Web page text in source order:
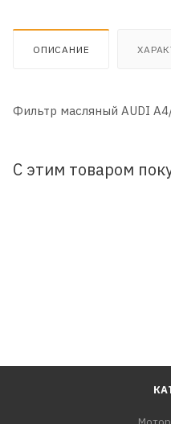
ОПИСАНИЕ
Фильтр масляный AUDI
С этим товаром